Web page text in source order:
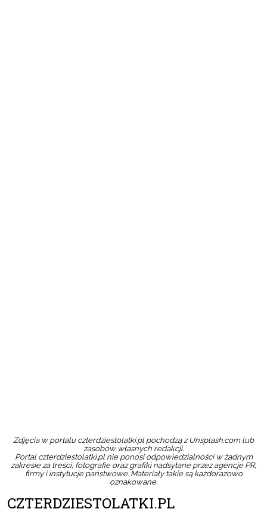
Zdjęcia w portalu czterdziestolatki.pl pochodzą z Unsplash.com lub
zasobów własnych redakcji.
Portal czterdziestolatki.pl nie ponosi odpowiedzialności w żadnym
zakresie za treści, fotografie oraz grafiki nadsyłane przez agencje PR,
firmy i instytucje państwowe. Materiały takie są każdorazowo
oznakowane.
CZTERDZIESTOLATKI.PL